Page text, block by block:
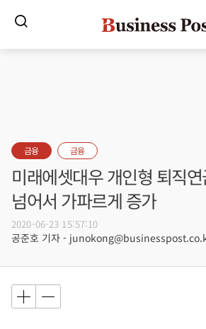
금융 금융
미래에셋대우 개인형 퇴직
넘어서 가파르게 증가
2020-06-23 15:57:10
공준호 기자 -